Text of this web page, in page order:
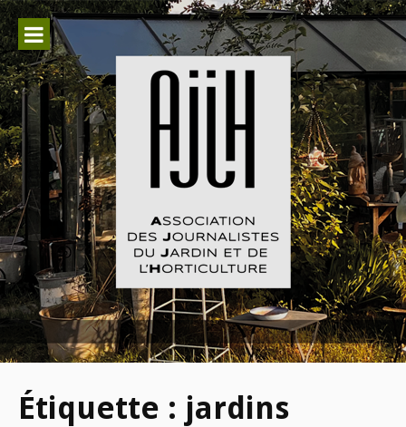
Aller
au
contenu
Association des Journalistes du
Jardin et de l'Horticulture
Étiquette : jardins